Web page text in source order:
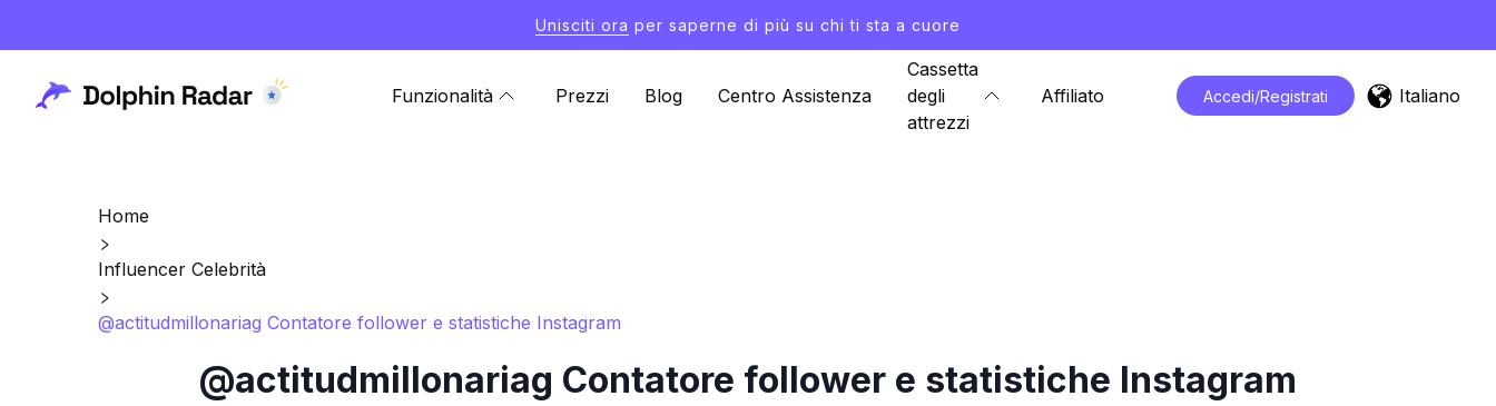
Unisciti ora per saperne di più su chi ti sta a cuore
Funzionalità Prezzi Blog Centro Assistenza
Cassetta
degli
attrezzi
Affiliato Accedi/Registrati Italiano
Home
Influencer Celebrità
@actitudmillonariag Contatore follower e statistiche Instagram
@actitudmillonariag Contatore follower e statistiche Instagram